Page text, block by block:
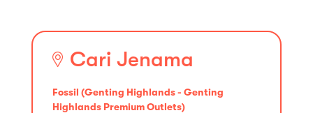
Cari Jenama
Fossil (Genting Highlands - Genting
Highlands Premium Outlets)